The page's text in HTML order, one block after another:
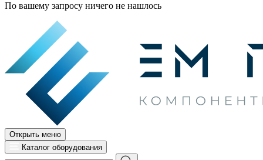
По вашему запросу ничего не нашлось
Открыть меню
Каталог оборудования